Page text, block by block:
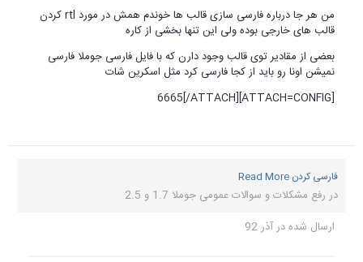
من هر جا درباره فارسی سازی قالب ها خوندم همش در مورد rtl کردن
قالب های خارجی بوده ولی این تنها بخشی از کاره
بعضی از مقادیر توی قالب وجود دارن که با فایل فارسی جوملا فارسی
نمیشن اونا رو باید از کجا فارسی کرد مثل اسکرین شات
[ATTACH=CONFIG]6665[/ATTACH]
فارسی کردن Read More
در رفع مشکلات و سوالات عمومی جوملا 1.7 و 2.5
ارسال شده درآذر 92